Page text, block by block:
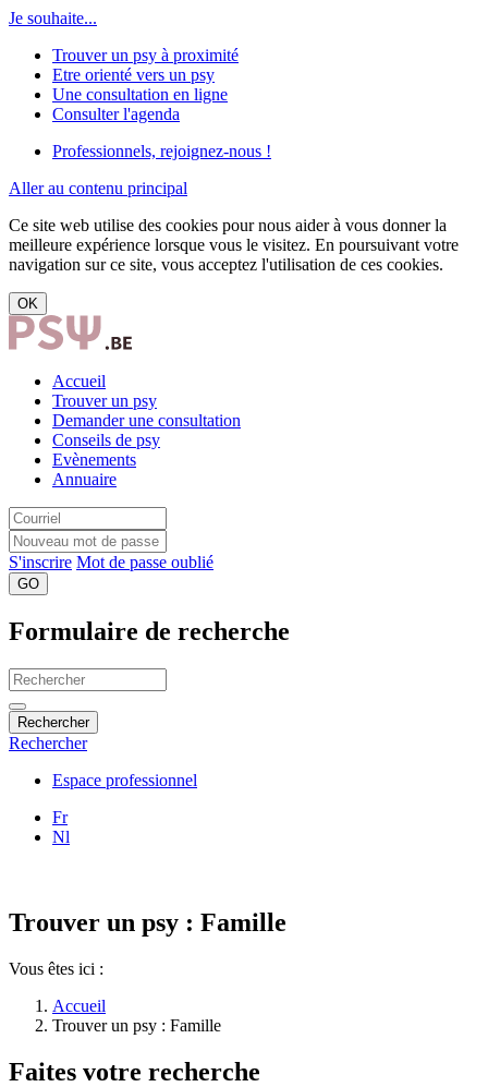
Je souhaite...
Trouver un psy à proximité
Etre orienté vers un psy
Une consultation en ligne
Consulter l'agenda
Professionnels, rejoignez-nous !
Aller au contenu principal
Ce site web utilise des cookies pour nous aider à vous donner la
meilleure expérience lorsque vous le visitez. En poursuivant votre
navigation sur ce site, vous acceptez l'utilisation de ces cookies.
OK
Accueil
Trouver un psy
Demander une consultation
Conseils de psy
Evènements
Annuaire
S'inscrire Mot de passe oublié
GO
Formulaire de recherche
Rechercher
Rechercher
Espace professionnel
Fr
Nl
Trouver un psy : Famille
Vous êtes ici :
Accueil
Trouver un psy : Famille
Faites votre recherche